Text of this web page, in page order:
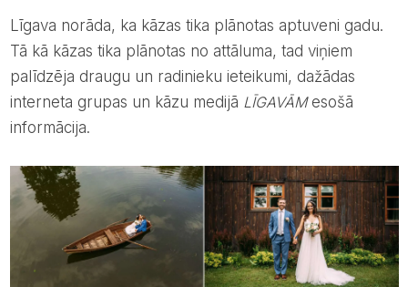
Līgava norāda, ka kāzas tika plānotas aptuveni gadu.
Tā kā kāzas tika plānotas no attāluma, tad viņiem
palīdzēja draugu un radinieku ieteikumi, dažādas
interneta grupas un kāzu medijā LĪGAVĀMesošā
informācija.